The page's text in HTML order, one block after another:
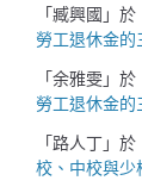
「臧興國 」於
勞工退休金的
「余雅雯」於
勞工退休金的
「路人丁」於
校、中校與少